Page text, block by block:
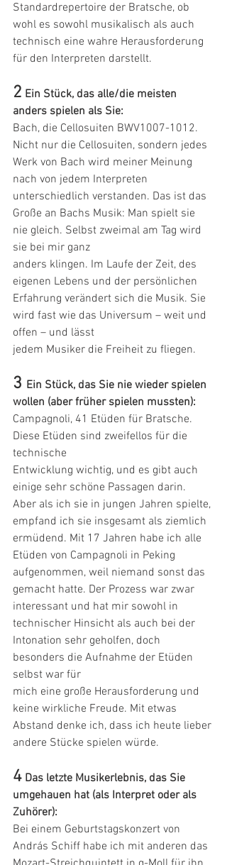
Standardrepertoire der Bratsche, ob
wohl es sowohl musikalisch als auch
technisch eine wahre Herausforderung
für den Interpreten darstellt.
2 Ein Stück, das alle/die meisten
anders spielen als Sie:
Bach, die Cellosuiten BWV1007-1012.
Nicht nur die Cellosuiten, sondern jedes
Werk von Bach wird meiner Meinung
nach von jedem Interpreten
unterschiedlich verstanden. Das ist das
Große an Bachs Musik: Man spielt sie
nie gleich. Selbst zweimal am Tag wird
sie bei mir ganz
anders klingen. Im Laufe der Zeit, des
eigenen Lebens und der persönlichen
Erfahrung verändert sich die Musik. Sie
wird fast wie das Universum – weit und
offen – und lässt
jedem Musiker die Freiheit zu fliegen.
3 Ein Stück, das Sie nie wieder spielen
wollen (aber früher spielen mussten):
Campagnoli, 41 Etüden für Bratsche.
Diese Etüden sind zweifellos für die
technische
Entwicklung wichtig, und es gibt auch
einige sehr schöne Passagen darin.
Aber als ich sie in jungen Jahren spielte,
empfand ich sie insgesamt als ziemlich
ermüdend. Mit 17 Jahren habe ich alle
Etüden von Campagnoli in Peking
aufgenommen, weil niemand sonst das
gemacht hatte. Der Prozess war zwar
interessant und hat mir sowohl in
technischer Hinsicht als auch bei der
Intonation sehr geholfen, doch
besonders die Aufnahme der Etüden
selbst war für
mich eine große Herausforderung und
keine wirkliche Freude. Mit etwas
Abstand denke ich, dass ich heute lieber
andere Stücke spielen würde.
4 Das letzte Musikerlebnis, das Sie
umgehauen hat (als Interpret oder als
Zuhörer):
Bei einem Geburtstagskonzert von
András Schiff habe ich mit anderen das